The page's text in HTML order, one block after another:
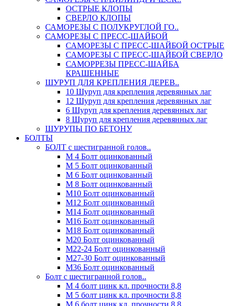
ОСТРЫЕ КЛОПЫ
СВЕРЛО КЛОПЫ
САМОРЕЗЫ С ПОЛУКРУГЛОЙ ГО..
САМОРЕЗЫ С ПРЕСС-ШАЙБОЙ
САМОРЕЗЫ С ПРЕСС-ШАЙБОЙ ОСТРЫЕ
САМОРЕЗЫ С ПРЕСС-ШАЙБОЙ СВЕРЛО
САМОРРЕЗЫ ПРЕСС-ШАЙБА
КРАШЕННЫЕ
ШУРУП ДЛЯ КРЕПЛЕНИЯ ДЕРЕВ..
10 Шуруп для крепления деревянных лаг
12 Шуруп для крепления деревянных лаг
6 Шуруп для крепления деревянных лаг
8 Шуруп для крепления деревянных лаг
ШУРУПЫ ПО БЕТОНУ
БОЛТЫ
БОЛТ с шестигранной голов..
М 4 Болт оцинкованный
М 5 Болт оцинкованный
М 6 Болт оцинкованный
М 8 Болт оцинкованный
М10 Болт оцинкованный
М12 Болт оцинкованный
М14 Болт оцинкованный
М16 Болт оцинкованный
М18 Болт оцинкованный
М20 Болт оцинкованный
М22-24 Болт оцинкованный
М27-30 Болт оцинкованный
М36 Болт оцинкованный
Болт с шестигранной голов..
М 4 болт цинк кл. прочности 8,8
М 5 болт цинк кл. прочности 8,8
М 6 болт цинк кл. прочности 8,8